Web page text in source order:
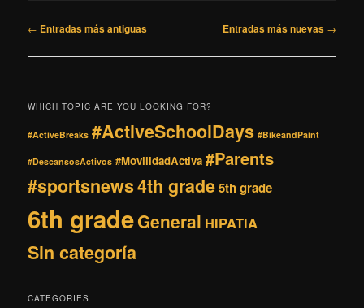
Navegación
entradas
← Entradas más antiguas Entradas más nuevas →
WHICH TOPIC ARE YOU LOOKING FOR?
#ActiveBreaks #ActiveSchoolDays #BikeandPaint
#DescansosActivos #MovilidadActiva #Parents
#sportsnews4th grade5th grade
6th gradeGeneral HIPATIA
Sin categoría
CATEGORIES